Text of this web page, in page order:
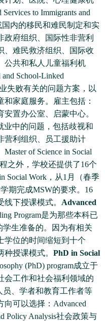
to Immigrants and
国内的移民和难民制定和实
府组织、国际性非营利
、难民救济组织、国际收
公共和私人儿童福利机
School-Linked
失败有关的问题方案，以
家庭服务。雇主包括：
置办公室、启蒙中心。
业中的问题，包括歧视和
营利组织、员工援助计
of Science in Social
之外，学校还提供了16个
Social Work，从1月（春季
期完成MSW的要求。16
下授课模式。 Advanced
Program是为那些本科已
生准备的。因为有相关
学位的时间缩短到十个
授课模式。 PhD in Social
(PhD) program成立于
会工作和社会福利领域的
员、学者和教育工作者等
可以选择：Advanced
Policy Analysis社会政策与